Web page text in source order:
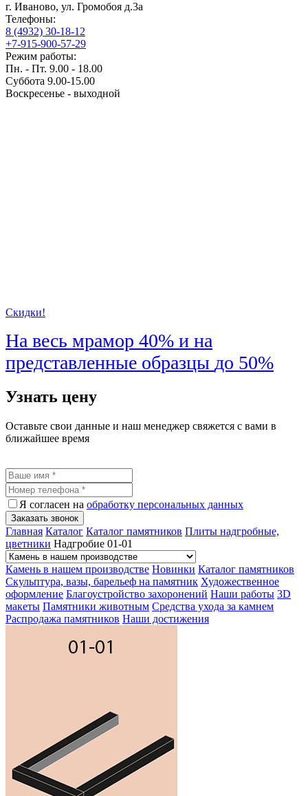
г. Иваново, ул. Громобоя д.3а
Телефоны:
8 (4932) 30-18-12
+7-915-900-57-29
Режим работы:
Пн. - Пт. 9.00 - 18.00
Суббота 9.00-15.00
Воскресенье - выходной
Скидки!
На весь мрамор 40% и на
представленные образцы до 50%
Узнать цену
Оставьте свои данные и наш менеджер свяжется с вами в
ближайшее время
Я согласен на обработку персональных данных
Заказать звонок
Главная Каталог Каталог памятников Плиты надгробные,
цветники Надгробие 01-01
Камень в нашем производстве Новинки Каталог памятников
Скульптура, вазы, барельеф на памятник Художественное
оформление Благоустройство захоронений Наши работы 3D
макеты Памятники животным Средства ухода за камнем
Распродажа памятников Наши достижения